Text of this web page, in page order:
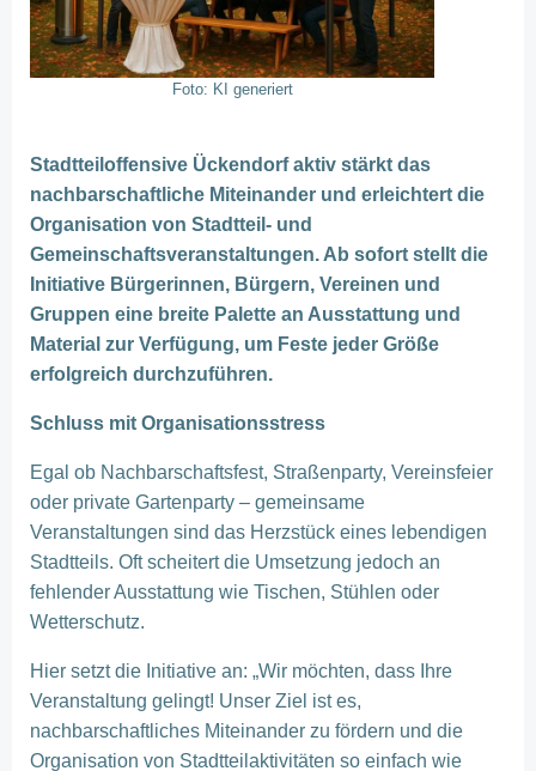
Foto: KI generiert
Stadtteiloffensive Ückendorf aktiv stärkt das
nachbarschaftliche Miteinander und erleichtert die
Organisation von Stadtteil- und
Gemeinschaftsveranstaltungen. Ab sofort stellt die
Initiative Bürgerinnen, Bürgern, Vereinen und
Gruppen eine breite Palette an Ausstattung und
Material zur Verfügung, um Feste jeder Größe
erfolgreich durchzuführen.
Schluss mit Organisationsstress
Egal ob Nachbarschaftsfest, Straßenparty, Vereinsfeier
oder private Gartenparty – gemeinsame
Veranstaltungen sind das Herzstück eines lebendigen
Stadtteils. Oft scheitert die Umsetzung jedoch an
fehlender Ausstattung wie Tischen, Stühlen oder
Wetterschutz.
Hier setzt die Initiative an: „Wir möchten, dass Ihre
Veranstaltung gelingt! Unser Ziel ist es,
nachbarschaftliches Miteinander zu fördern und die
Organisation von Stadtteilaktivitäten so einfach wie